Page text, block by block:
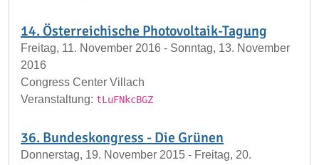
14. Österreichische Photovoltaik-Tagung
Freitag, 11. November 2016 - Sonntag, 13. November
2016
Congress Center Villach
Veranstaltung: tLuFNkcBGZ
36. Bundeskongress - Die Grünen
Donnerstag, 19. November 2015 - Freitag, 20.